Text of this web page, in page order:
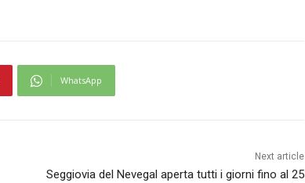
WhatsApp
Next article
Seggiovia del Nevegal aperta tutti i giorni fino al 25